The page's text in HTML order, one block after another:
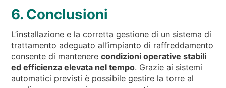
6. Conclusioni
L’installazione e la corretta gestione di un sistema di
trattamento adeguato all’impianto di raffreddamento
consente di mantenerecondizioni operative stabili
ed efficienza elevata nel tempo. Grazie ai sistemi
automatici previsti è possibile gestire la torre al